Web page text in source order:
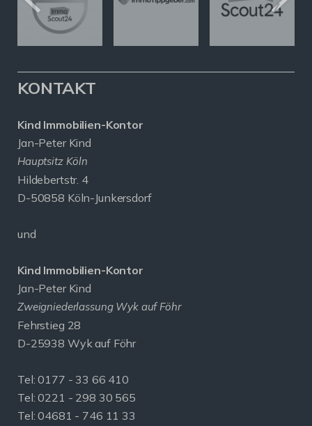
KONTAKT
Kind Immobilien-Kontor
Jan-Peter Kind
Hauptsitz Köln
Hildebertstr. 4
D-50858 Köln-Junkersdorf
und
Kind Immobilien-Kontor
Jan-Peter Kind
Zweigniederlassung Wyk auf Föhr
Fehrstieg 28
D-25938 Wyk auf Föhr
Tel:0177 - 33 66 410
Tel: 0221 - 298 30 565
Tel: 04681 - 746 11 33